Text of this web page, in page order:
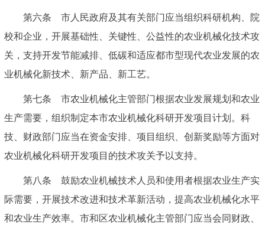
第六条 市人民政府及其有关部门应当组织科研机构、院
校和企业，开展基础性、关键性、公益性的农业机械化技术攻
关，支持开发节能减排、低碳和适应都市型现代农业发展的农
业机械化新技术、新产品、新工艺。
第七条 市农业机械化主管部门根据农业发展规划和农业
生产需要，组织制定本市农业机械化科研开发项目计划。科
技、财政部门应当在资金安排、项目组织、创新奖励等方面对
农业机械化科研开发项目的技术攻关予以支持。
第八条 鼓励农业机械技术人员和使用者根据农业生产实
际需要，开展技术改进和技术革新活动，提高农业机械化水平
和农业生产效率。市和区农业机械化主管部门应当会同财政、